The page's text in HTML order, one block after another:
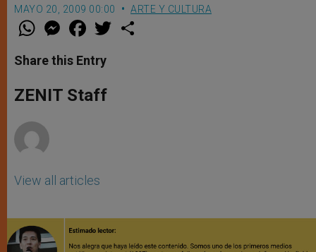
MAYO 20, 2009 00:00 ARTE Y CULTURA
W
t
s
p
p
M
e
s
e
g
e
F
a
e
b
o
k
w
Share this Entry
ZENIT Staff
View all articles